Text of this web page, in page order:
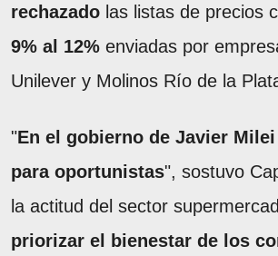
rechazado las listas de precios
9% al 12% enviadas por
Unilever y Molinos Río de la
"En el gobierno de Javier
para oportunistas", sostuvo
la actitud del sector
priorizar el bienestar de los